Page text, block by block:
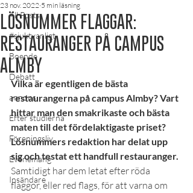
All Posts
#sjuktvanligt
Boende
Debatt
annons
Efter studierna
Föreningsliv
Evenemang
Insändare
LÖSNUMMER FLAGGAR:
RESTAURANGER PÅ CAMPUS
ALMBY
23 nov. 2022 5 min läsning
Vilka är egentligen de bästa
restaurangerna på campus Almby? Vart
hittar man den smakrikaste och bästa
maten till det fördelaktigaste priset?
Lösnummers redaktion har delat upp
sig och testat ett handfull restauranger.
Samtidigt har dem letat efter röda
flaggor, eller red flags, för att varna om